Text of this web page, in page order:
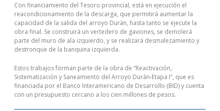
Con financiamiento del Tesoro provincial, está en ejecución el
reacondicionamiento de la descarga, que permitirá aumentar la
capacidad de la salida del arroyo Durán, hasta tanto se ejecute la
obra final. Se construirá un vertedero de gaviones, se demolerá
parte del muro de ala izquierdo, y se realizará desmalezamiento y
destronque de la banquina izquierda.
Estos trabajos forman parte de la obra de “Reactivación,
Sistematización y Saneamiento del Arroyo Durán-Etapa I”, que es
financiada por el Banco Interamericano de Desarrollo (BID) y cuenta
con un presupuesto cercano a los cien millones de pesos.